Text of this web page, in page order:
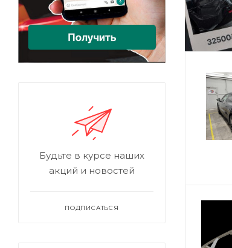
Будьте в курсе наших
акций и новостей
ПОДПИСАТЬСЯ